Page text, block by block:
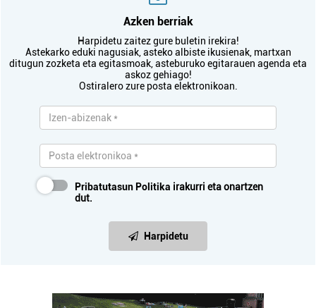
Azken berriak
Harpidetu zaitez gure buletin irekira!
Astekarko eduki nagusiak, asteko albiste ikusienak, martxan
ditugun zozketa eta egitasmoak, asteburuko egitarauen agenda eta
askoz gehiago!
Ostiralero zure posta elektronikoan.
Pribatutasun Politika irakurri eta onartzen
dut.
Harpidetu